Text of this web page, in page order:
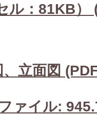
ル：81KB
立面図
ァイル: